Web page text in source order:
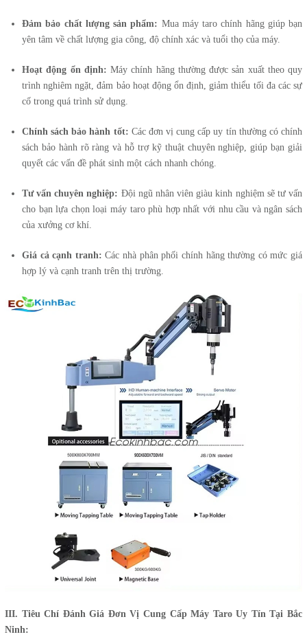
Đảm bảo chất lượng sản phẩm: Mua máy taro chính hãng giúp bạn
yên tâm về chất lượng gia công, độ chính xác và tuổi thọ của máy.
Hoạt động ổn định: Máy chính hãng thường được sản xuất theo quy
trình nghiêm ngặt, đảm bảo hoạt động ổn định, giảm thiểu tối đa các sự
cố trong quá trình sử dụng.
Chính sách bảo hành tốt: Các đơn vị cung cấp uy tín thường có chính
sách bảo hành rõ ràng và hỗ trợ kỹ thuật chuyên nghiệp, giúp bạn giải
quyết các vấn đề phát sinh một cách nhanh chóng.
Tư vấn chuyên nghiệp: Đội ngũ nhân viên giàu kinh nghiệm sẽ tư vấn
cho bạn lựa chọn loại máy taro phù hợp nhất với nhu cầu và ngân sách
của xưởng cơ khí.
Giá cả cạnh tranh: Các nhà phân phối chính hãng thường có mức giá
hợp lý và cạnh tranh trên thị trường.
III. Tiêu Chí Đánh Giá Đơn Vị Cung Cấp Máy Taro Uy Tín Tại Bắc
Ninh: